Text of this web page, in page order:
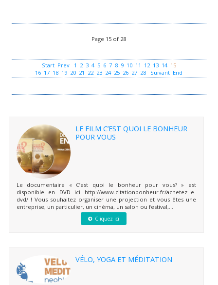
Page 15 of 28
Start Prev 1 2 3 4 5 6 7 8 9 10 11 12 13 14 15
16 17 18 19 20 21 22 23 24 25 26 27 28 Suivant End
LE FILM C’EST QUOI LE BONHEUR
POUR VOUS
Le documentaire « C’est quoi le bonheur pour vous? » est
disponible en DVD ici http://www.citationbonheur.fr/achetez-le-
dvd/ ! Vous souhaitez organiser une projection et vous êtes une
entreprise, un particulier, un cinéma, un salon ou festival,...
Cliquez ici
VÉLO, YOGA ET MÉDITATION